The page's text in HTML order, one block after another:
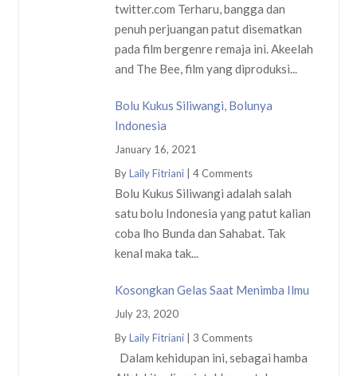
twitter.com Terharu, bangga dan
penuh perjuangan patut disematkan
pada film bergenre remaja ini. Akeelah
and The Bee, film yang diproduksi...
Bolu Kukus Siliwangi, Bolunya
Indonesia
January 16, 2021
ByLaily Fitriani| 4 Comments
Bolu Kukus Siliwangi adalah salah
satu bolu Indonesia yang patut kalian
coba lho Bunda dan Sahabat. Tak
kenal maka tak...
Kosongkan Gelas Saat Menimba Ilmu
July 23, 2020
ByLaily Fitriani| 3 Comments
Dalam kehidupan ini, sebagai hamba